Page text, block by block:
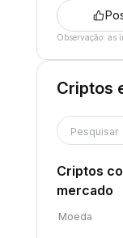
Observação: as
Criptos
Pesquisar
Criptos
mercado
Moeda